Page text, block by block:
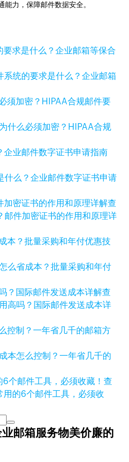
能力，保障邮件数据安全。
统的要求是什么？企业邮箱
什么必须加密？HIPAA合规
什么？企业邮件数字证书申请
查
邮件加密证书的作用和原理详
么省成本？批量采购和年付
查
高吗？国际邮件发送成本详
本怎么控制？一年省几千的
查
的6个邮件工具，必须收
邮箱服务物美价廉的